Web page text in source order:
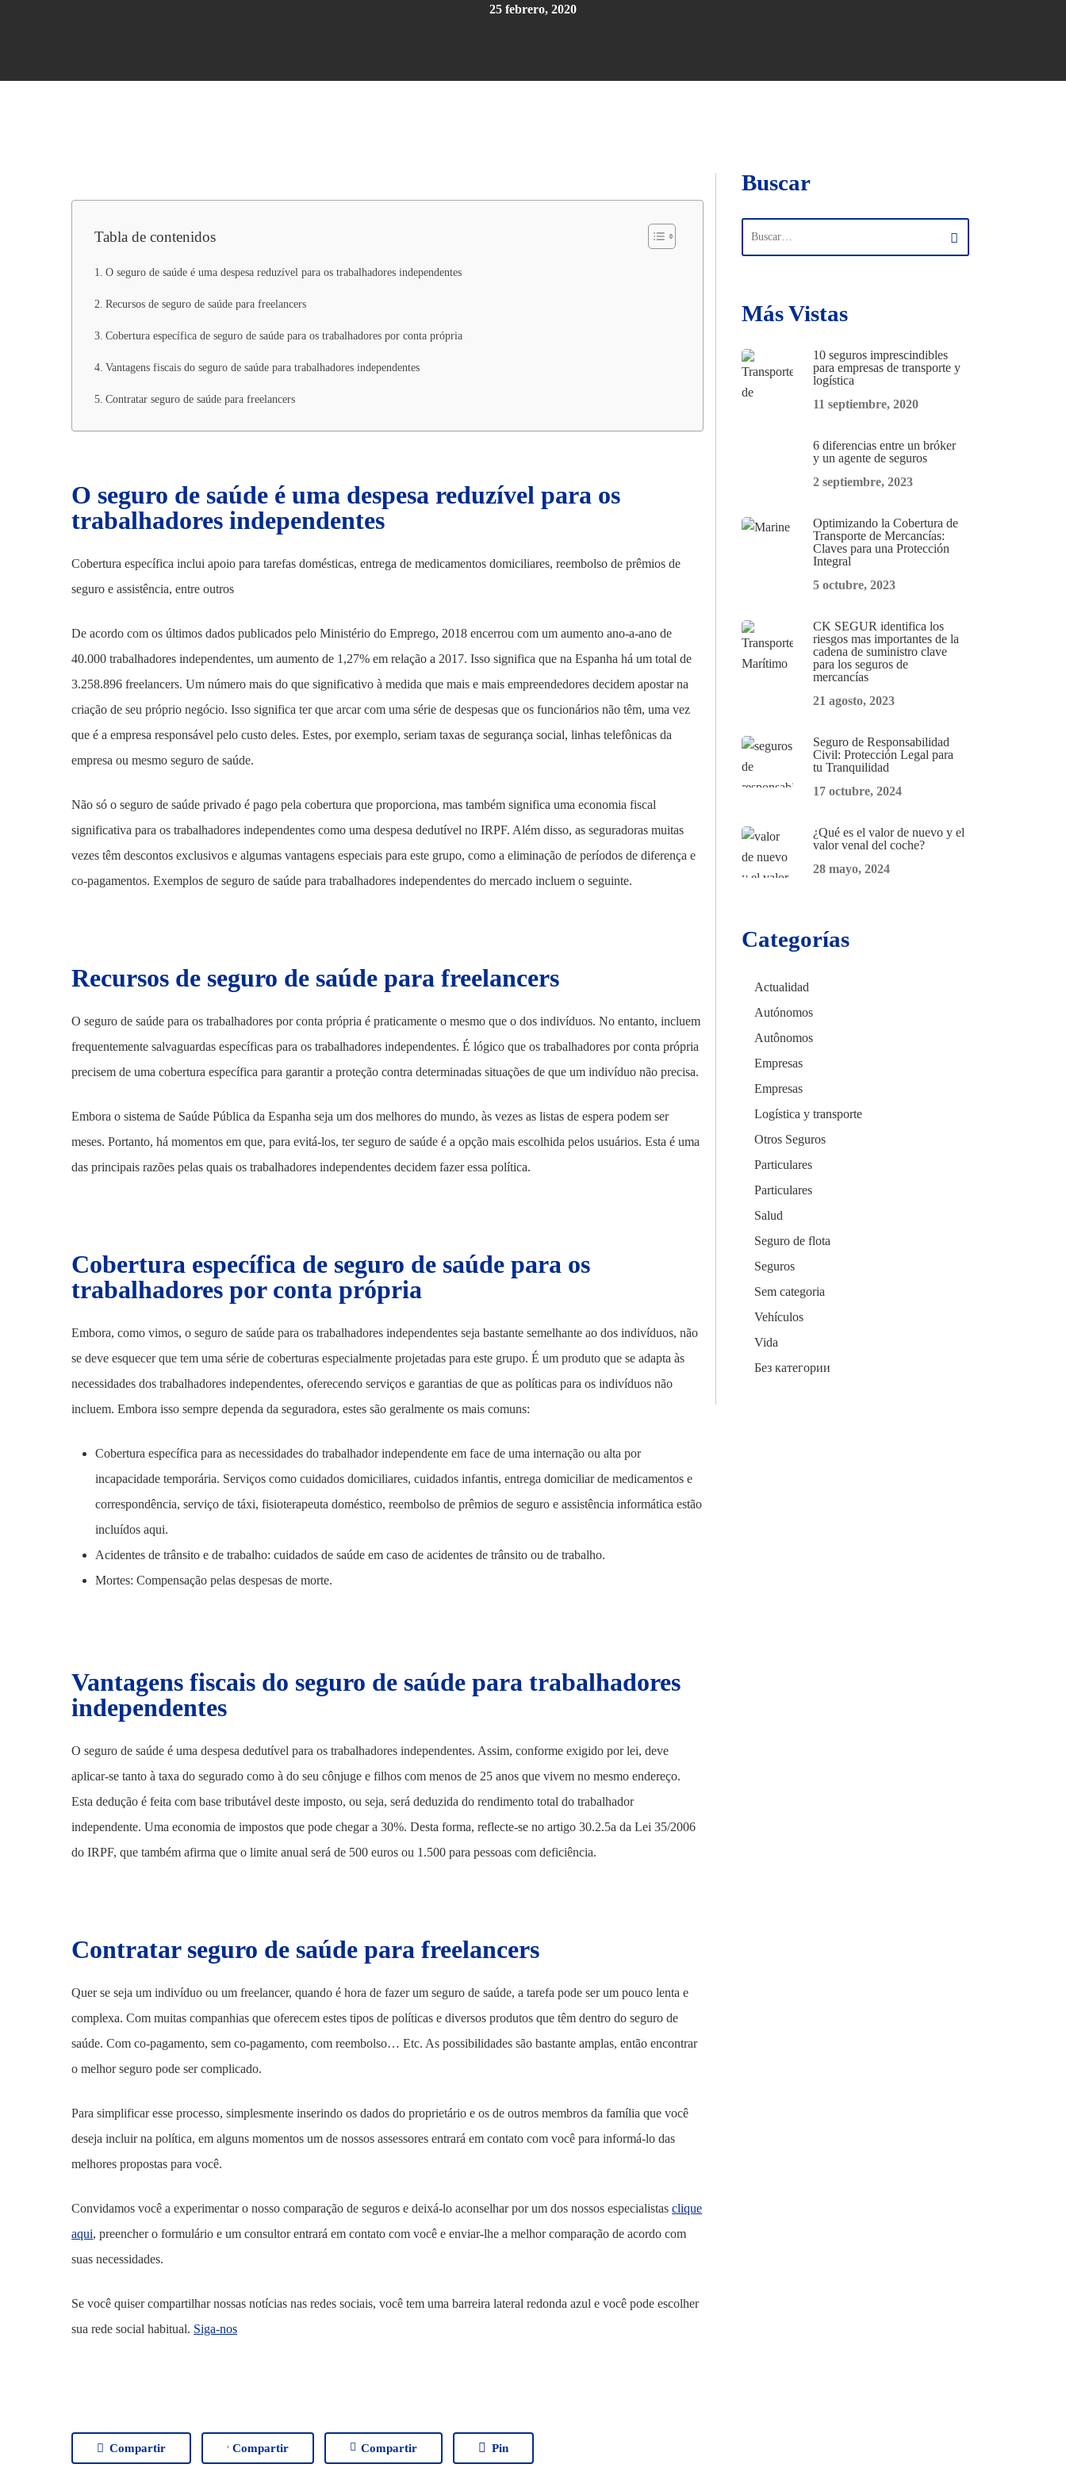
ENTER para buscar, ESC para cerrar
25 febrero, 2020
Tabla de contenidos
O seguro de saúde é uma despesa reduzível para os trabalhadores independentes
Recursos de seguro de saúde para freelancers
Cobertura específica de seguro de saúde para os trabalhadores por conta própria
Vantagens fiscais do seguro de saúde para trabalhadores independentes
Contratar seguro de saúde para freelancers
O seguro de saúde é uma despesa reduzível para os
trabalhadores independentes
Cobertura específica inclui apoio para tarefas domésticas, entrega de medicamentos domiciliares, reembolso de prêmios de
seguro e assistência, entre outros
De acordo com os últimos dados publicados pelo Ministério do Emprego, 2018 encerrou com um aumento ano-a-ano de
40.000 trabalhadores independentes, um aumento de 1,27% em relação a 2017. Isso significa que na Espanha há um total de
3.258.896 freelancers. Um número mais do que significativo à medida que mais e mais empreendedores decidem apostar na
criação de seu próprio negócio. Isso significa ter que arcar com uma série de despesas que os funcionários não têm, uma vez
que é a empresa responsável pelo custo deles. Estes, por exemplo, seriam taxas de segurança social, linhas telefônicas da
empresa ou mesmo seguro de saúde.
Não só o seguro de saúde privado é pago pela cobertura que proporciona, mas também significa uma economia fiscal
significativa para os trabalhadores independentes como uma despesa dedutível no IRPF. Além disso, as seguradoras muitas
vezes têm descontos exclusivos e algumas vantagens especiais para este grupo, como a eliminação de períodos de diferença e
co-pagamentos. Exemplos de seguro de saúde para trabalhadores independentes do mercado incluem o seguinte.
Recursos de seguro de saúde para freelancers
O seguro de saúde para os trabalhadores por conta própria é praticamente o mesmo que o dos indivíduos. No entanto, incluem
frequentemente salvaguardas específicas para os trabalhadores independentes. É lógico que os trabalhadores por conta própria
precisem de uma cobertura específica para garantir a proteção contra determinadas situações de que um indivíduo não precisa.
Embora o sistema de Saúde Pública da Espanha seja um dos melhores do mundo, às vezes as listas de espera podem ser
meses. Portanto, há momentos em que, para evitá-los, ter seguro de saúde é a opção mais escolhida pelos usuários. Esta é uma
das principais razões pelas quais os trabalhadores independentes decidem fazer essa política.
Cobertura específica de seguro de saúde para os
trabalhadores por conta própria
Embora, como vimos, o seguro de saúde para os trabalhadores independentes seja bastante semelhante ao dos indivíduos, não
se deve esquecer que tem uma série de coberturas especialmente projetadas para este grupo. É um produto que se adapta às
necessidades dos trabalhadores independentes, oferecendo serviços e garantias de que as políticas para os indivíduos não
incluem. Embora isso sempre dependa da seguradora, estes são geralmente os mais comuns:
Cobertura específica para as necessidades do trabalhador independente em face de uma internação ou alta por
incapacidade temporária. Serviços como cuidados domiciliares, cuidados infantis, entrega domiciliar de medicamentos e
correspondência, serviço de táxi, fisioterapeuta doméstico, reembolso de prêmios de seguro e assistência informática estão
incluídos aqui.
Acidentes de trânsito e de trabalho: cuidados de saúde em caso de acidentes de trânsito ou de trabalho.
Mortes: Compensação pelas despesas de morte.
Vantagens fiscais do seguro de saúde para trabalhadores
independentes
O seguro de saúde é uma despesa dedutível para os trabalhadores independentes. Assim, conforme exigido por lei, deve
aplicar-se tanto à taxa do segurado como à do seu cônjuge e filhos com menos de 25 anos que vivem no mesmo endereço.
Esta dedução é feita com base tributável deste imposto, ou seja, será deduzida do rendimento total do trabalhador
independente. Uma economia de impostos que pode chegar a 30%. Desta forma, reflecte-se no artigo 30.2.5a da Lei 35/2006
do IRPF, que também afirma que o limite anual será de 500 euros ou 1.500 para pessoas com deficiência.
Contratar seguro de saúde para freelancers
Quer se seja um indivíduo ou um freelancer, quando é hora de fazer um seguro de saúde, a tarefa pode ser um pouco lenta e
complexa. Com muitas companhias que oferecem estes tipos de políticas e diversos produtos que têm dentro do seguro de
saúde. Com co-pagamento, sem co-pagamento, com reembolso… Etc. As possibilidades são bastante amplas, então encontrar
o melhor seguro pode ser complicado.
Para simplificar esse processo, simplesmente inserindo os dados do proprietário e os de outros membros da família que você
deseja incluir na política, em alguns momentos um de nossos assessores entrará em contato com você para informá-lo das
melhores propostas para você.
Convidamos você a experimentar o nosso comparação de seguros e deixá-lo aconselhar por um dos nossos especialistasclique
aqui, preencher o formulário e um consultor entrará em contato com você e enviar-lhe a melhor comparação de acordo com
suas necessidades.
Se você quiser compartilhar nossas notícias nas redes sociais, você tem uma barreira lateral redonda azul e você pode escolher
sua rede social habitual. Siga-nos
Compartir Compartir Compartir Pin
Buscar
Más Vistas
10 seguros imprescindibles
para empresas de transporte y
logística
11 septiembre, 2020
6 diferencias entre un bróker
y un agente de seguros
2 septiembre, 2023
Optimizando la Cobertura de
Transporte de Mercancías:
Claves para una Protección
Integral
5 octubre, 2023
CK SEGUR identifica los
riesgos mas importantes de la
cadena de suministro clave
para los seguros de
mercancías
21 agosto, 2023
Seguro de Responsabilidad
Civil: Protección Legal para
tu Tranquilidad
17 octubre, 2024
¿Qué es el valor de nuevo y el
valor venal del coche?
28 mayo, 2024
Categorías
Actualidad
Autónomos
Autônomos
Empresas
Empresas
Logística y transporte
Otros Seguros
Particulares
Particulares
Salud
Seguro de flota
Seguros
Sem categoria
Vehículos
Vida
Без категории